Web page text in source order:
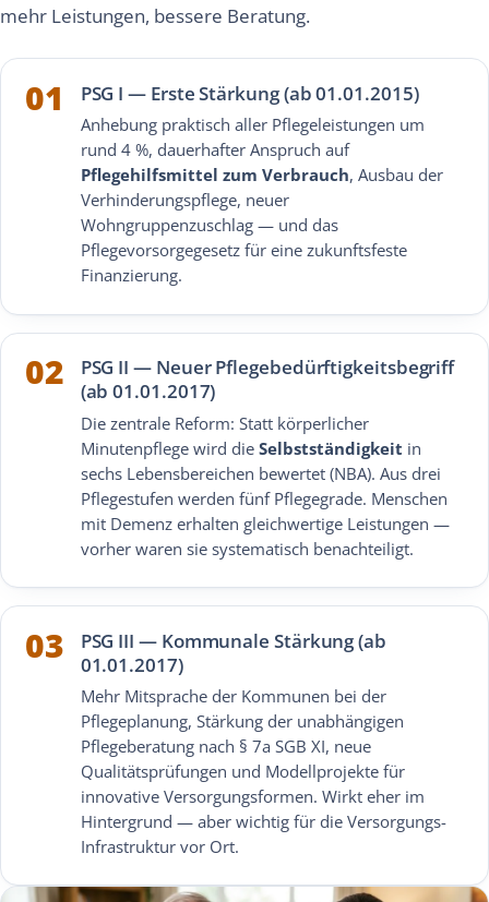
mehr Leistungen, bessere Beratung.
01 PSG I — Erste Stärkung (ab 01.01.2015)
Anhebung praktisch aller Pflegeleistungen um
rund 4 %, dauerhafter Anspruch auf
Pflegehilfsmittel zum Verbrauch, Ausbau der
Verhinderungspflege, neuer
Wohngruppenzuschlag — und das
Pflegevorsorgegesetz für eine zukunftsfeste
Finanzierung.
02
PSG II — Neuer Pflegebedürftigkeitsbegriff
(ab 01.01.2017)
Die zentrale Reform: Statt körperlicher
Minutenpflege wird dieSelbstständigkeit in
sechs Lebensbereichen bewertet (NBA). Aus drei
Pflegestufen werden fünf Pflegegrade. Menschen
mit Demenz erhalten gleichwertige Leistungen —
vorher waren sie systematisch benachteiligt.
03
PSG III — Kommunale Stärkung (ab
01.01.2017)
Mehr Mitsprache der Kommunen bei der
Pflegeplanung, Stärkung der unabhängigen
Pflegeberatung nach § 7a SGB XI, neue
Qualitätsprüfungen und Modellprojekte für
innovative Versorgungsformen. Wirkt eher im
Hintergrund — aber wichtig für die Versorgungs-
Infrastruktur vor Ort.